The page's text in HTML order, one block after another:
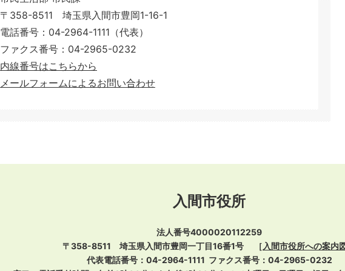
〒358-8511 埼玉県入間市豊岡1-16-1
電話番号：04-2964-1111（代表）
ファクス番号：04-2965-0232
​​​​​​​内線番号はこちらから
メールフォームによるお問い合わせ
入間市役所
法人番号4000020112259
〒358-8511 埼玉県入間市豊岡一丁目16番1号
［ 入間市役所への案内
代表電話番号：04-2964-1111 ファクス番号：04-2965-0232